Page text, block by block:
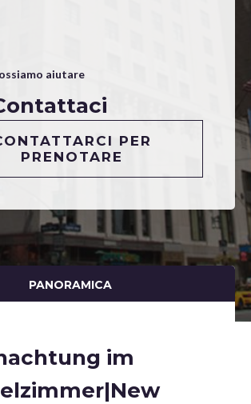
aiutare
PER
PRENOTARE
PANORAMICA
im